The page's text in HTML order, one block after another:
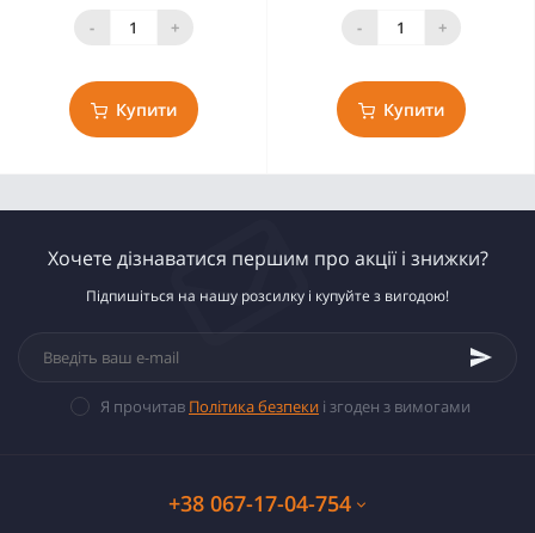
- +
Купити
- +
Купити
Хочете дізнаватися першим про акції і знижки?
Підпишіться на нашу розсилку і купуйте з вигодою!
Я прочитав Політика безпеки і згоден з вимогами
+38 067-17-04-754